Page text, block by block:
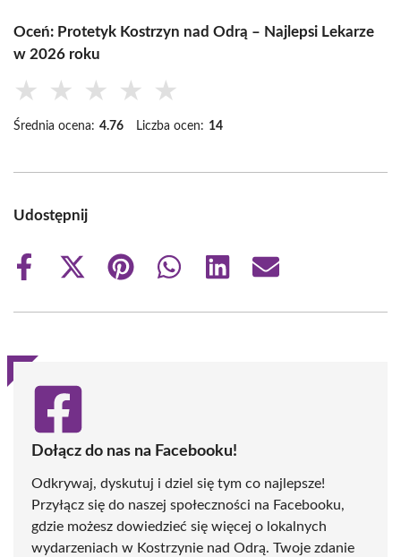
Oceń: Protetyk Kostrzyn nad Odrą – Najlepsi Lekarze
w 2026 roku
★ ★ ★ ★ ★
Średnia ocena: 4.76 Liczba ocen: 14
Udostępnij
Share
Share
(Twitter)
Share
Share
Share
Share
Dołącz do nas na Facebooku!
Odkrywaj, dyskutuj i dziel się tym co najlepsze!
Przyłącz się do naszej społeczności na Facebooku,
gdzie możesz dowiedzieć się więcej o lokalnych
wydarzeniach w Kostrzynie nad Odrą. Twoje zdanie